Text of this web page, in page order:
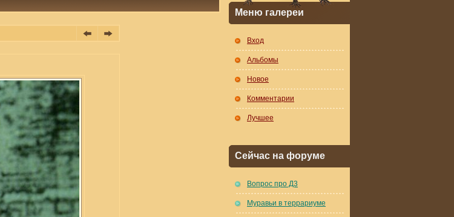
Меню галереи
Вход
Альбомы
Новое
Комментарии
Лучшее
Сейчас на форуме
Вопрос про Д3
Муравьи в террариуме